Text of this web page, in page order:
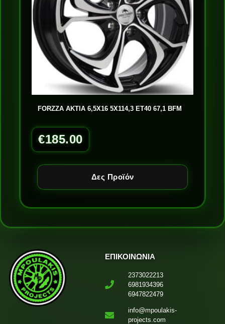
FORZZA AKTIA 6,5X16 5X114,3 ET40 67,1 BFM
€185.00
Δες Προϊόν
ΕΠΙΚΟΙΝΩΝΙΑ
2373022213
6981934396
6947822479
info@mpoulakis-
projects.com